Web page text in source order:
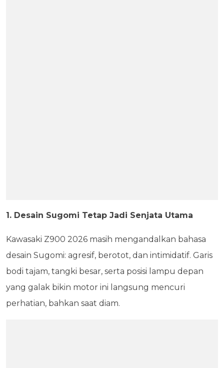
1. Desain Sugomi Tetap Jadi Senjata Utama
Kawasaki Z900 2026 masih mengandalkan bahasa
desain Sugomi: agresif, berotot, dan intimidatif. Garis
bodi tajam, tangki besar, serta posisi lampu depan
yang galak bikin motor ini langsung mencuri
perhatian, bahkan saat diam.